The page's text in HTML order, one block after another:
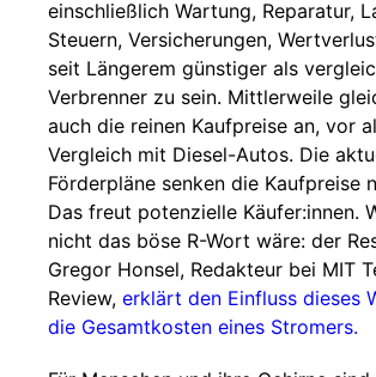
einschließlich Wartung, Reparatur,
Steuern, Versicherungen,
seit Längerem günstiger als
Verbrenner zu sein. Mittlerweile
auch die reinen Kaufpreise an, vor
Vergleich mit Diesel-Autos. Die
Förderpläne senken die Kaufpreise
Das freut potenzielle Käufer:innen.
nicht das böse R-Wort wäre: der
Gregor Honsel, Redakteur bei MIT
Review, erklärt den Einfluss dieses
die Gesamtkosten eines Stromers.